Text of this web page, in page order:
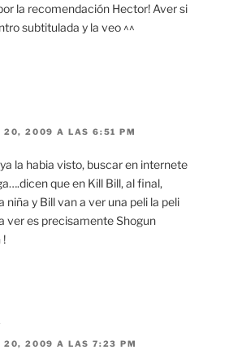
la recomendación Hector! Aver si
subtitulada y la veo ^^
20, 2009 A LAS 6:51 PM
ya la habia visto, buscar en internete
que en Kill Bill, al final,
niña y Bill van a ver una peli la peli
ver es precisamente Shogun
!
20, 2009 A LAS 7:23 PM